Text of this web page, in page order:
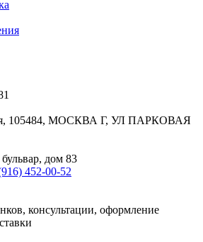
105484, МОСКВА Г, УЛ ПАРКОВАЯ
дом 83
452-00-52
консультации, оформление